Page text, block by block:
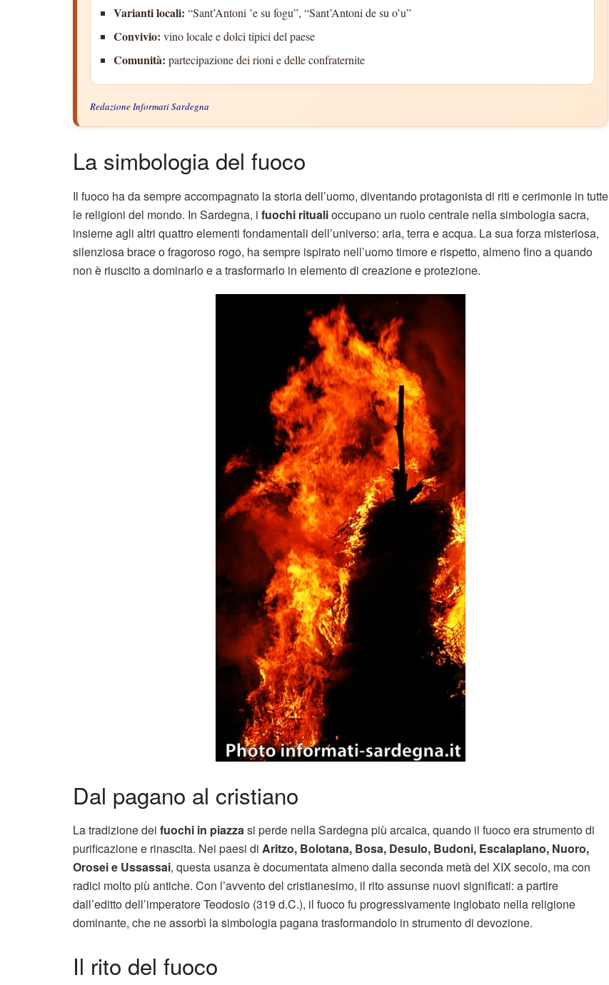
Varianti locali: “Sant’Antoni ’e su fogu”, “Sant’Antoni de su o’u”
Convivio: vino locale e dolci tipici del paese
Comunità: partecipazione dei rioni e delle confraternite
Redazione Informati Sardegna
La simbologia del fuoco
Il fuoco ha da sempre accompagnato la storia dell’uomo, diventando protagonista di riti e cerimonie in tutte
le religioni del mondo. In Sardegna, i fuochi ritualioccupano un ruolo centrale nella simbologia sacra,
insieme agli altri quattro elementi fondamentali dell’universo: aria, terra e acqua. La sua forza misteriosa,
silenziosa brace o fragoroso rogo, ha sempre ispirato nell’uomo timore e rispetto, almeno fino a quando
non è riuscito a dominarlo e a trasformarlo in elemento di creazione e protezione.
Dal pagano al cristiano
La tradizione dei fuochi in piazzasi perde nella Sardegna più arcaica, quando il fuoco era strumento di
purificazione e rinascita. Nei paesi di Aritzo, Bolotana, Bosa, Desulo, Budoni, Escalaplano, Nuoro,
Orosei e Ussassai, questa usanza è documentata almeno dalla seconda metà del XIX secolo, ma con
radici molto più antiche. Con l’avvento del cristianesimo, il rito assunse nuovi significati: a partire
dall’editto dell’imperatore Teodosio (319 d.C.), il fuoco fu progressivamente inglobato nella religione
dominante, che ne assorbì la simbologia pagana trasformandolo in strumento di devozione.
Il rito del fuoco